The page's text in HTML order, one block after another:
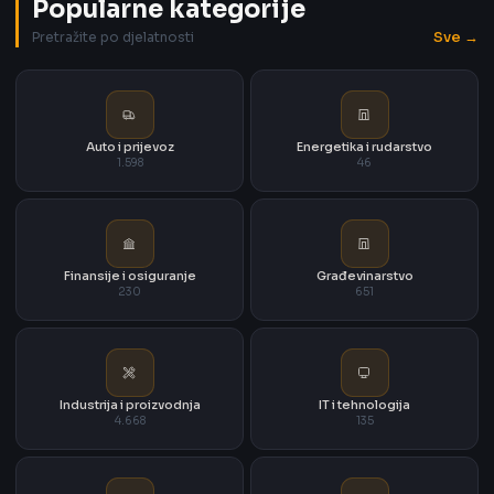
Popularne kategorije
Pretražite po djelatnosti Sve →
Auto i prijevoz
1.598
Energetika i rudarstvo
46
Finansije i osiguranje
230
Građevinarstvo
651
Industrija i proizvodnja
4.668
IT i tehnologija
135